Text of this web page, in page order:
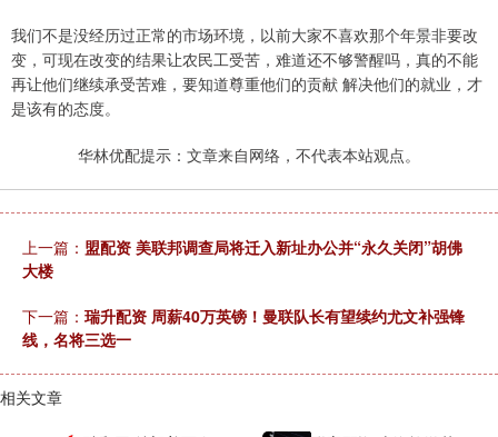
我们不是没经历过正常的市场环境，以前大家不喜欢那个年景非要改
变，可现在改变的结果让农民工受苦，难道还不够警醒吗，真的不能
再让他们继续承受苦难，要知道尊重他们的贡献 解决他们的就业，才
是该有的态度。
华林优配提示：文章来自网络，不代表本站观点。
上一篇： 盟配资 美联邦调查局将迁入新址办公并“永久关闭”胡佛
大楼
下一篇： 瑞升配资 周薪40万英镑！曼联队长有望续约尤文补强锋
线，名将三选一
相关文章